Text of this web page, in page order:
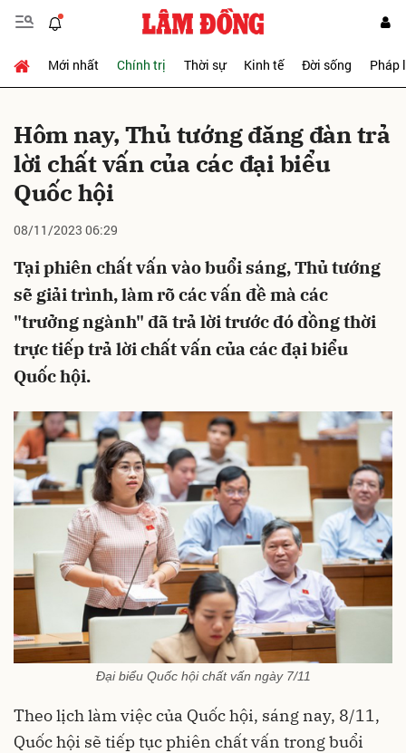
Mới nhất Chính trị Thời sự Kinh tế Đời sống Pháp
Hôm nay, Thủ tướng đăng đàn trả
lời chất vấn của các đại biểu
Quốc hội
08/11/2023 06:29
Tại phiên chất vấn vào buổi sáng, Thủ tướng
sẽ giải trình, làm rõ các vấn đề mà các
"trưởng ngành" đã trả lời trước đó đồng thời
trực tiếp trả lời chất vấn của các đại biểu
Quốc hội.
Đại biểu Quốc hội chất vấn ngày 7/11
Theo lịch làm việc của Quốc hội, sáng nay, 8/11,
Quốc hội sẽ tiếp tục phiên chất vấn trong buổi
Gửi bình luận
Hủy Gửi